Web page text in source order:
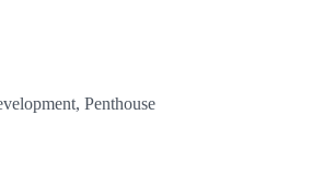
Penthouse